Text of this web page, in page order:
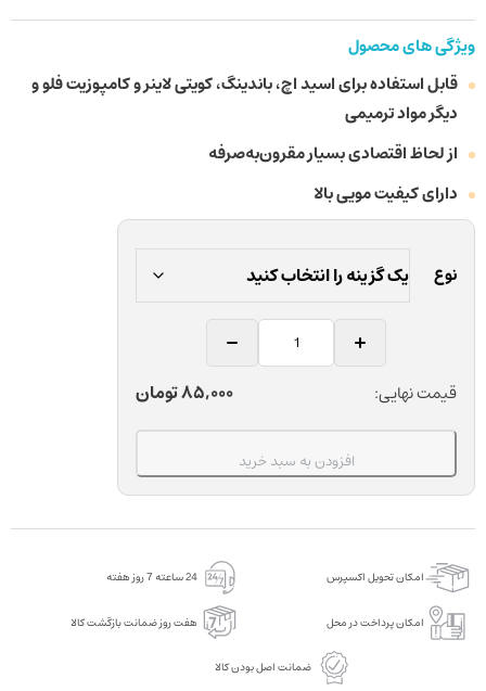
ویژگی های محصول
قابل استفاده برای اسید اچ، باندینگ، کویتی لاینر و کامپوزیت فلو و
دیگر مواد ترمیمی
از لحاظ اقتصادی بسیار مقرون‌به‌صرفه
دارای کیفیت مویی بالا
نوع
کامپوزیت
دندانپزشکی
کوتیزن
AT01
عددی
عدد
قیمت نهایی: 85,000تومان
افزودن به سبد خرید
امکان تحویل اکسپرس 24 ساعته 7 روز هفته
امکان پرداخت در محل هفت روز ضمانت بازگشت کالا
ضمانت اصل بودن کالا